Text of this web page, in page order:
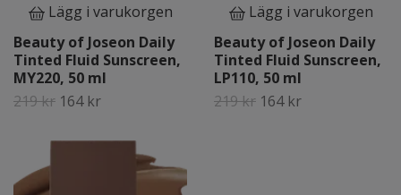
Lägg i varukorgen
Beauty of Joseon Daily
Tinted Fluid Sunscreen,
MY220, 50 ml
219 kr 164 kr
Lägg i varukorgen
Beauty of Joseon Daily
Tinted Fluid Sunscreen,
LP110, 50 ml
219 kr 164 kr